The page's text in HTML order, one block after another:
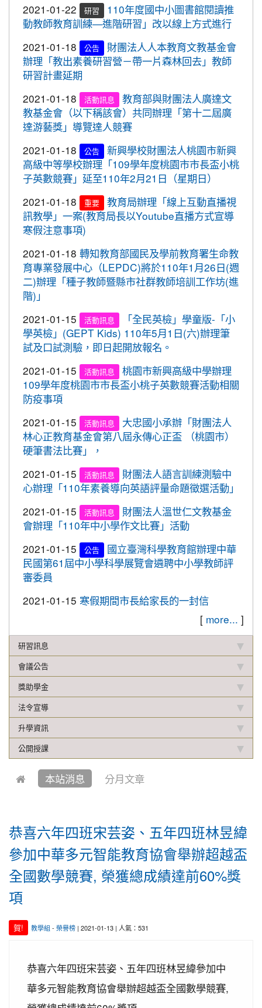
2020-09-24＜新制上路＞明年起，生鮮豬肉應標示
豬肉原料原產地。
2020-09-24＜新制上路＞明年起，餐廳應標示豬肉
原料原產地。
2020-09-24＜新制上路＞明年起，貢丸水餃等應標
示豬肉原料原產地
2020-09-09 重要
『109年國家防災日演習』地震速
報演練，臨震應變「趴下、掩護、穩住」
2020-09-08 重要
車子在走，駕照要有。 交通部及
桃園市政府關心您！
重要
停一下海闊天空，讓一下保百年
身。 交通部及桃園市政府關心您！
2020-09-08 重要
清晨夜晚穿亮衣，運動散步才放
心。 交通部與桃園市政府關心您！
跆拳道錦標賽成績優異
2020-10-27 賀!
本校學生參加109年桃園市議長盃
跆拳道錦標賽成績優異
2020-10-27 賀!
本校學生參加運動i台灣109年桃園
市平鎮楊梅區羽球社區聯誼賽成績優異
2020-10-27
賀!
本校學生參加109年第30屆會長盃
全國溜冰錦標賽成績優異
2020-10-27
賀!
本校學生參加109年桃園市基層運
動選手訓練站羽球類區域性對抗賽成績優異
2020-10-21 賀!
恭喜本校六年六班花逸珊同學參加
「桃園市109學年度學生美術比賽」獲得繪畫類第三
名! 四年四班黃品憲同學獲得繪畫類佳作!
2020-10-05 賀!
本校學生參加109年新竹縣運動i台
灣社區羽球聯誼賽成績優異
2020-09-10
賀!
本校學生參加109年桃園市運動會-
市長盃滑輪溜冰錦標賽暨109年全民運動會代表隊選
拔賽成績優異
2020-09-04
魂全國國小羽球分齡賽成績優異
2020-07-15 賀!
本校學生參加2020年第六屆新北市
寶獅萊夏季理事長盃溜冰錦標賽成績優異
2020-07-08
賀!
本校學生參加109年桃園市運動會
市長盃溜冰錦標賽成績優異
2020-03-11
2020-01-09
賀!
本校學生參加玄峰盃羽球錦標賽成
績優異
2019-12-20 賀!
本校學生參加108年臺北市中正盃
羽球錦標賽成績優異
2019-12-20 賀!
本校學生參加109年桃園市中小學
2019-12-16 賀!
本校學生參加2019年名人盃冬季校
園圍棋對抗賽成績優異
2019-12-12
重要
108年校內語文競賽 得獎名單(最
新版12.17)
標賽成績優異
恭喜！本校直笛隊參加108學年度
桃園市音樂比賽榮獲優等佳績！
2019-11-07 賀!
本校學生參加新竹市新豐盃羽球賽
成績優異
2019-10-21
本校學生參加2019年國慶華江盃羽
球錦標賽成績優異
2019-10-04
本校學生參加108年新北市城市夏
季盃全國羽球錦標賽成績優異
2019-10-04 賀!
本校學生參加中壢第六屆跆拳道錦
標賽成績優異
2020-12-31 賀!
本校學生參加109年桃園市理事長
盃溜冰錦標賽成績優異
2020-12-14 賀!
本校學生參加110年桃園市中小學
校聯合運動會楊梅區選拔賽成績優異
2020-12-10
園圍棋對抗賽 成績優異
2020-11-16
恭賀本校六年四班學生林恩如參加
桃園市109年度「3Q達人故事甄選活動」，榮獲EQ
2021-01-22
研習
110年度國中小圖書館閱讀推
動教師教育訓練—進階研習」改以線上方式進行
2021-01-18
公告
財團法人人本教育文教基金會
辦理「教出素養研習營－帶一片森林回去」教師
研習計畫延期
2021-01-18
活動訊息
教育部與財團法人廣達文
教基金會（以下稱該會）共同辦理「第十二屆廣
達游藝獎」導覽達人競賽
2021-01-18
公告
新興學校財團法人桃園市新興
高級中等學校辦理「109學年度桃園市市長盃小桃
子英數競賽」延至110年2月21日（星期日）
2021-01-18
重要
教育局辦理「線上互動直播視
訊教學」一案(教育局長以Youtube直播方式宣導
寒假注意事項)
2021-01-18 轉知教育部國民及學前教育署生命教
育專業發展中心（LEPDC)將於110年1月26日(週
二)辦理「種子教師暨縣市社群教師培訓工作坊(進
階)」
2021-01-15
活動訊息
「全民英檢」學童版-「小
學英檢」(GEPT Kids) 110年5月1日(六)辦理筆
試及口試測驗，即日起開放報名。
2021-01-15
活動訊息
桃園市新興高級中學辦理
109學年度桃園市市長盃小桃子英數競賽活動相關
防疫事項
2021-01-15
活動訊息
大忠國小承辦「財團法人
林心正教育基金會第八屆永傳心正盃 （桃園市）
硬筆書法比賽」，
2021-01-15
活動訊息
財團法人語言訓練測驗中
心辦理「110年素養導向英語評量命題徵選活動」
2021-01-15
活動訊息
財團法人溫世仁文教基金
會辦理「110年中小學作文比賽」活動
2021-01-15
公告
國立臺灣科學教育館辦理中華
民國第61屆中小學科學展覽會遴聘中小學教師評
審委員
2021-01-15 寒假期間市長給家長的一封信
[ more... ]
研習訊息
會議公告
獎助學金
法令宣導
升學資訊
公開授課
本站消息 分月文章
恭喜六年四班宋芸姿、五年四班林昱緯
參加中華多元智能教育協會舉辦超越盃
全國數學競賽, 榮獲總成績達前60%獎
項
賀! 教學組 - 榮譽榜| 2021-01-13 | 人氣：531
恭喜六年四班宋芸姿、五年四班林昱緯參加中
華多元智能教育協會舉辦超越盃全國數學競賽,